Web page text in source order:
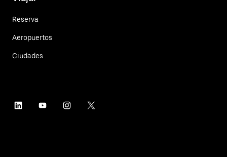
Reserva
Aeropuertos
Ciudades